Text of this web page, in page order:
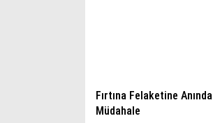
Fırtına Felaketine Anında
Müdahale